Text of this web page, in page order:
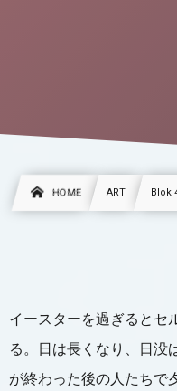
HOME ART Blok
イースターを過ぎるとセ
る。日は長くなり、日没
が終わった後の人たちで